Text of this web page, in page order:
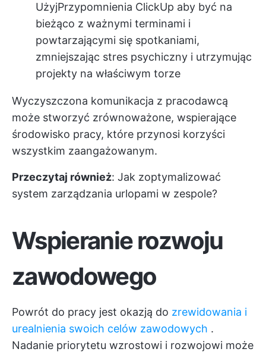
UżyjPrzypomnienia ClickUp aby być na
bieżąco z ważnymi terminami i
powtarzającymi się spotkaniami,
zmniejszając stres psychiczny i utrzymując
projekty na właściwym torze
Wyczyszczona komunikacja z pracodawcą
może stworzyć zrównoważone, wspierające
środowisko pracy, które przynosi korzyści
wszystkim zaangażowanym.
Przeczytaj również: Jak zoptymalizować
system zarządzania urlopami w zespole?
Wspieranie rozwoju
zawodowego
Powrót do pracy jest okazją do zrewidowania i
urealnienia swoich celów zawodowych .
Nadanie priorytetu wzrostowi i rozwojowi może